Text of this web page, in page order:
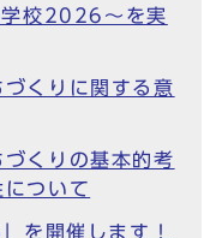
学校2026～を実
くりに関する意
づくりの基本的考
ついて
を開催します！